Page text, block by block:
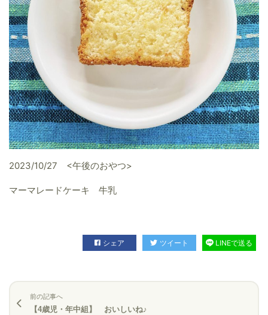
2023/10/27 <午後のおやつ>
マーマレードケーキ 牛乳
シェア ツイート LINEで送る
前の記事へ
【4歳児・年中組】 おいしいね♪